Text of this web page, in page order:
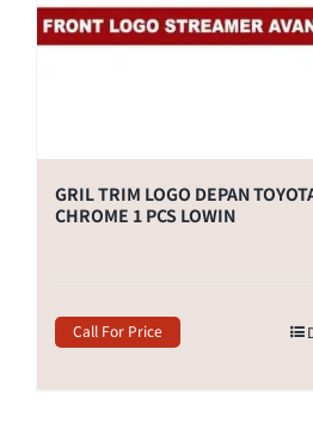
GRIL TRIM LOGO DEPAN
CHROME 1 PCS LOWIN
Call For Price